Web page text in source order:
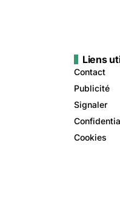
Liens
Contact
Publicité
Signaler
Cookies